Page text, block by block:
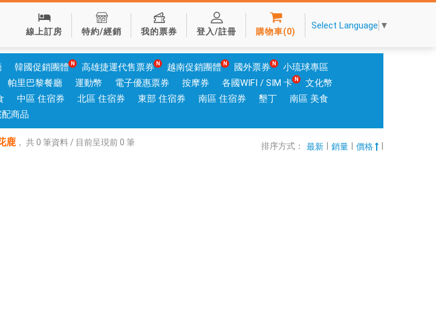
線上訂房 特約/經銷 我的票券 登入/註冊 購物車(0)
Select Language ▼
韓國促銷團體 高雄捷運代售票券 越南促銷團體 國外票券
小琉球專區
帕里巴黎餐廳 運動幣 電子優惠票券 按摩券 各國WIFI / SIM 卡
文化幣
中區 住宿券 北區 住宿券 東部 住宿券 南區 住宿券 墾丁
南區 美食
商品
鹿 ， 共0 筆資料 / 目前呈現前0 筆 排序方式： 最新 銷量 價格